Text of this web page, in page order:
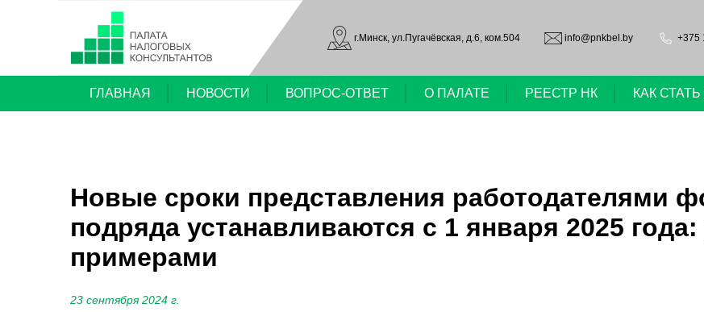
г.Минск, ул.Пугачёвская, д.6, ком.504 info@pnkbel.by +375
ГЛАВНАЯ НОВОСТИ ВОПРОС-ОТВЕТ О ПАЛАТЕ РЕЕСТР НК КАК
Новые сроки представления работодателями
подряда устанавливаются с 1 января 2025
примерами
23 сентября 2024 г.